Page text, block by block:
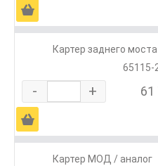
Ä
Картер заднего
65115-
- + 61
Ä
Картер МОД / аналог